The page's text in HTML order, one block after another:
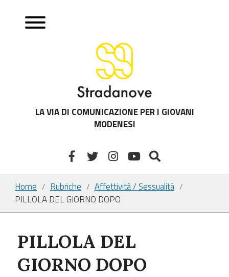
LA VIA DI COMUNICAZIONE PER I GIOVANI
MODENESI
Home / Rubriche / Affettività / Sessualità /
PILLOLA DEL GIORNO DOPO
PILLOLA DEL
GIORNO DOPO